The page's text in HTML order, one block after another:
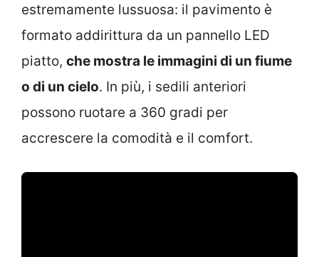
estremamente lussuosa: il pavimento è
formato addirittura da un pannello LED
piatto, che mostra le immagini di un fiume
o di un cielo. In più, i sedili anteriori
possono ruotare a 360 gradi per
accrescere la comodità e il comfort.